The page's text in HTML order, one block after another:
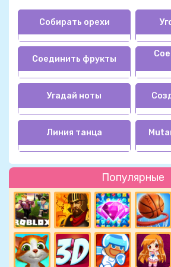
Популярные
Собирать орехи
Соединить фрукты
Угадай ноты
Линия танца